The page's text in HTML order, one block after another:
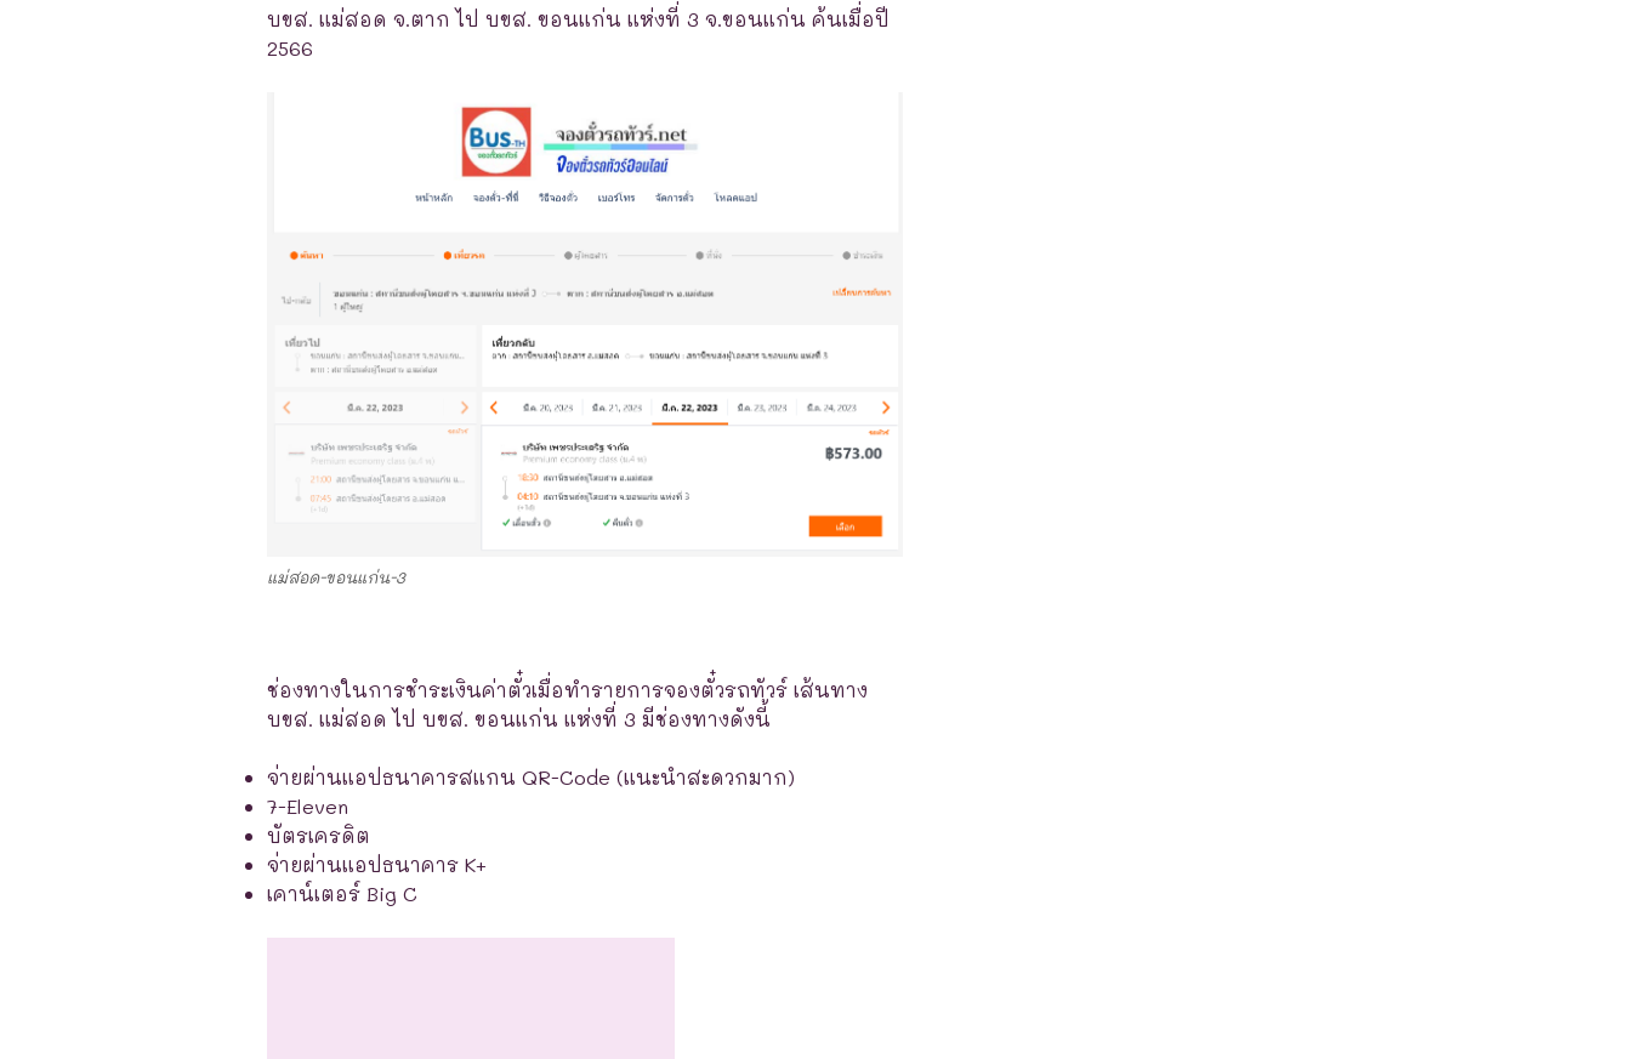
บขส. แม่สอด จ.ตาก ไป บขส. ขอนแก่น แห่งที่ 3 จ.ขอนแก่น ค้นเมื่อปี
2566
แม่สอด-ขอนแก่น-3
ช่องทางในการชำระเงินค่าตั๋วเมื่อทำรายการจองตั๋วรถทัวร์ เส้นทาง
บขส. แม่สอด ไป บขส. ขอนแก่น แห่งที่ 3 มีช่องทางดังนี้
จ่ายผ่านแอปธนาคารสแกน QR-Code (แนะนำสะดวกมาก)
7-Eleven
บัตรเครดิต
จ่ายผ่านแอปธนาคาร K+
เคาน์เตอร์ Big C